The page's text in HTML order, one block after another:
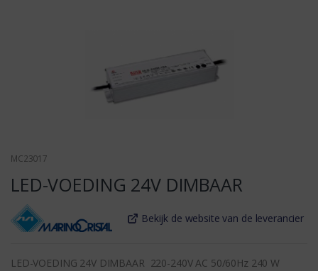
MC23017
LED-VOEDING 24V DIMBAAR
Bekijk de website van de leverancier
LED-VOEDING 24V DIMBAAR 220-240V AC 50/60Hz 240 W